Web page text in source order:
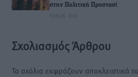
στην Πολιτική Προστασί
07.08.26 · 12:47
Σχολιασμός Άρθρου
Τα σχόλια εκφράζουν αποκλειστικά